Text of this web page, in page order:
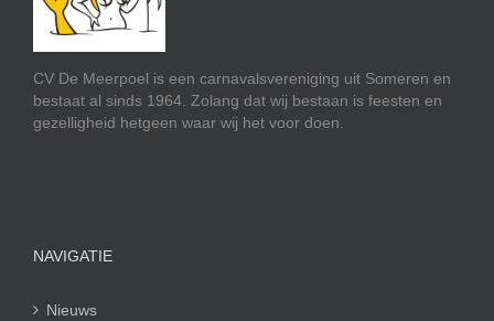
CV De Meerpoel is een carnavalsvereniging uit Someren en
bestaat al sinds 1964. Zolang dat wij bestaan is feesten en
gezelligheid hetgeen waar wij het voor doen.
NAVIGATIE
Nieuws